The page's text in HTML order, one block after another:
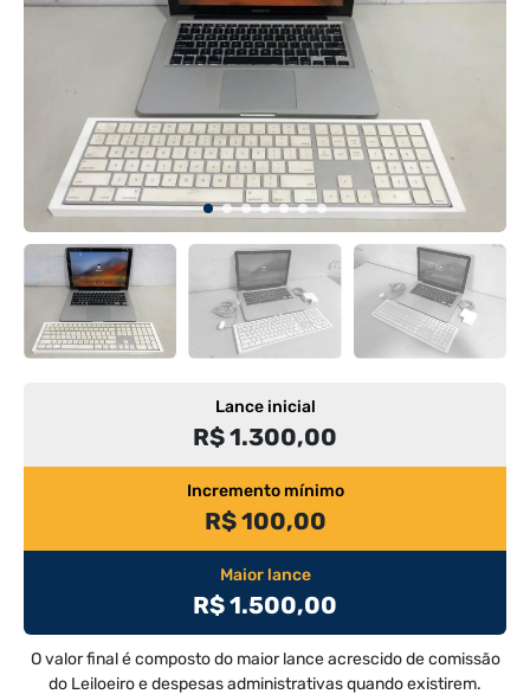
Lance inicial
R$ 1.300,00
Incremento mínimo
R$ 100,00
Maior lance
R$ 1.500,00
O valor final é composto do maior lance acrescido de comissão
do Leiloeiro e despesas administrativas quando existirem.